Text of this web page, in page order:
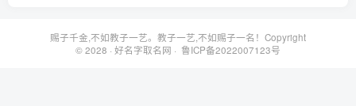
赐子千金,不如教子一艺。教子一艺,不如赐子一名！Copyright
© 2028 · 好名字取名网 · 鲁ICP备2022007123号